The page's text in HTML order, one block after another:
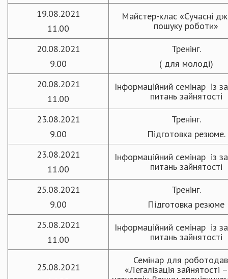
19.08.2021
11.00
Майстер-клас «Сучасні
пошуку роботи»
20.08.2021
9.00
Тренінг.
( для молоді)
20.08.2021
11.00
Інформаційний семінар із
питань зайнятості
23.08.2021
9.00
Тренінг.
Підготовка резюме.
23.08.2021
11.00
Інформаційний семінар із
питань зайнятості
25.08.2021
9.00
Тренінг.
Підготовка резюме
25.08.2021
11.00
Інформаційний семінар із
питань зайнятості
25.08.2021
Семінар для
«Легалізація зайнятості